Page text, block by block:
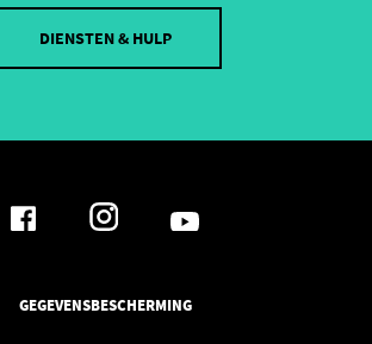
DIENSTEN & HULP
GEGEVENSBESCHERMING